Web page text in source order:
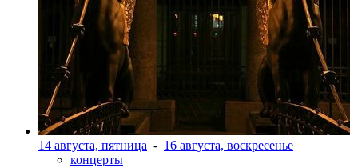
14 августа, пятница - 16 августа, воскресенье
концерты